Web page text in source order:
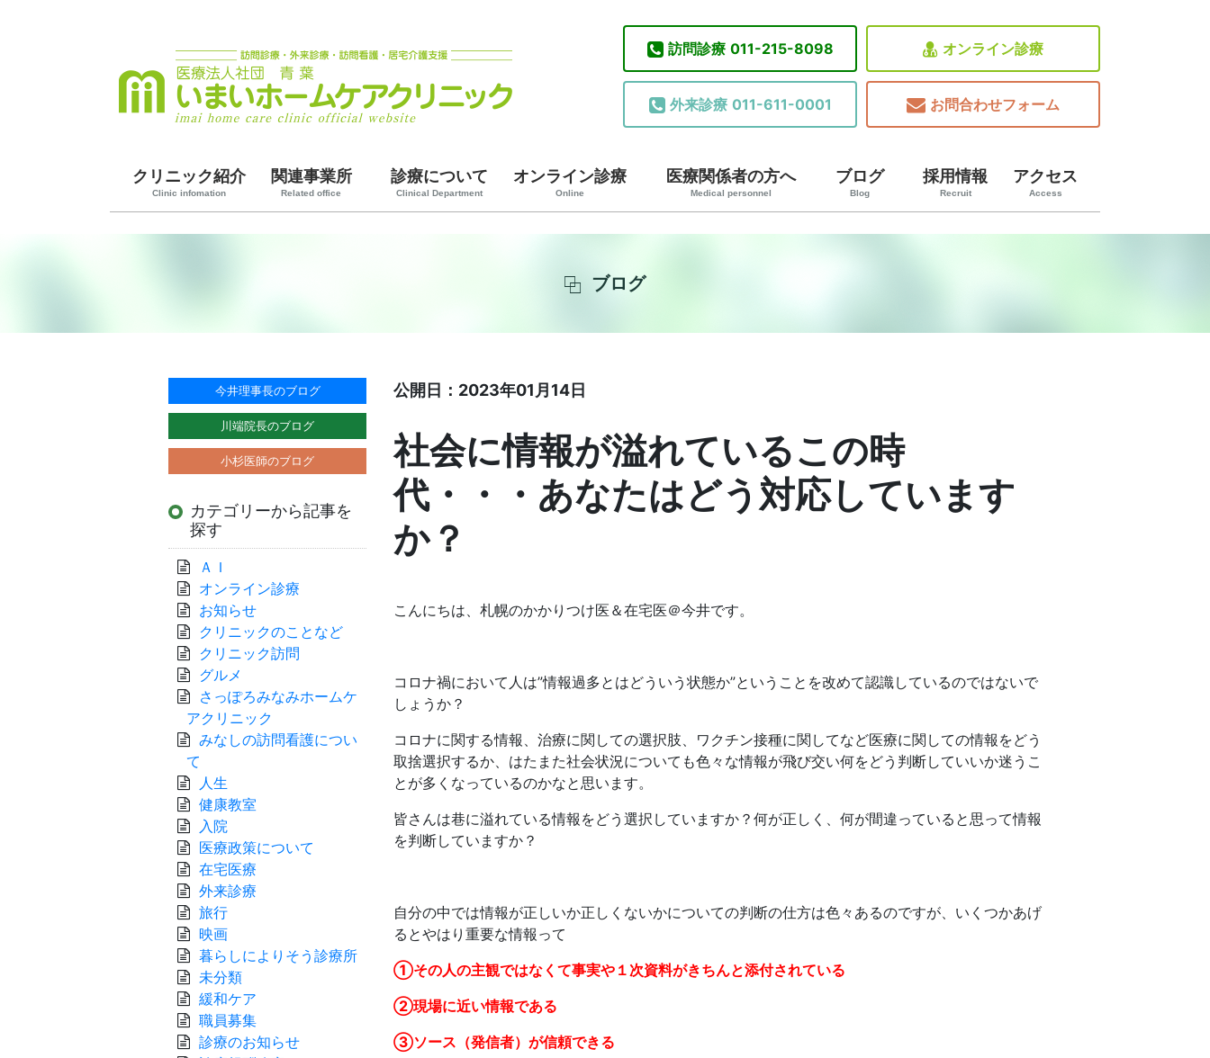
訪問診療 011-215-8098
外来診療 011-611-0001
オンライン診療
お問合わせフォーム
クリニック紹介
Clinic infomation
関連事業所
Related office
診療について
Clinical Department
オンライン診療
Online
医療関係者の方へ
Medical personnel
ブログ
Blog
採用情報
Recruit
アクセス
Access
ブログ
公開日：2023年01月14日
社会に情報が溢れているこの時
代・・・あなたはどう対応しています
か？
こんにちは、札幌のかかりつけ医＆在宅医＠今井です。
コロナ禍において人は”情報過多とはどういう状態か”ということを改めて認識しているのではないで
しょうか？
コロナに関する情報、治療に関しての選択肢、ワクチン接種に関してなど医療に関しての情報をどう
取捨選択するか、はたまた社会状況についても色々な情報が飛び交い何をどう判断していいか迷うこ
とが多くなっているのかなと思います。
皆さんは巷に溢れている情報をどう選択していますか？何が正しく、何が間違っていると思って情報
を判断していますか？
自分の中では情報が正しいか正しくないかについての判断の仕方は色々あるのですが、いくつかあげ
るとやはり重要な情報って
①その人の主観ではなくて事実や１次資料がきちんと添付されている
②現場に近い情報である
③ソース（発信者）が信頼できる
今井理事長のブログ
川端院長のブログ
小杉医師のブログ
カテゴリーから記事を
探す
ＡＩ
オンライン診療
お知らせ
クリニックのことなど
クリニック訪問
グルメ
さっぽろみなみホームケ
アクリニック
みなしの訪問看護につい
て
人生
健康教室
入院
医療政策について
在宅医療
外来診療
旅行
映画
暮らしによりそう診療所
未分類
緩和ケア
職員募集
診療のお知らせ